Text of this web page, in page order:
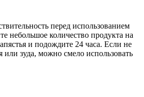
перед использованием
небольшое количество продукта на
и подождите 24 часа. Если не
или зуда, можно смело использовать